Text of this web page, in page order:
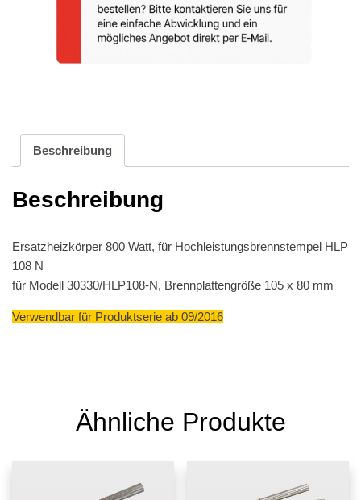
Beschreibung
Beschreibung
Ersatzheizkörper 800 Watt, für Hochleistungsbrennstempel HLP
108 N
für Modell 30330/HLP108-N, Brennplattengröße 105 x 80 mm
Verwendbar für Produktserie ab 09/2016
Ähnliche Produkte